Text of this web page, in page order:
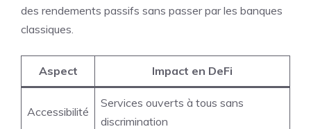
des rendements passifs sans passer par les banques
classiques.
Aspect Impact en DeFi
Accessibilité
Services ouverts à tous sans
discrimination